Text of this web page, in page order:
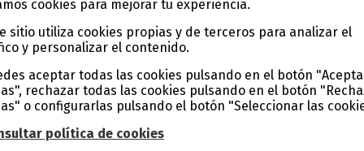
cookies para mejorar tu experiencia.
sitio utiliza cookies propias y de terceros para analizar el
y personalizar el contenido.
aceptar todas las cookies pulsando en el botón
rechazar todas las cookies pulsando en el botón
o configurarlas pulsando el botón "Seleccionar las
política de cookies
Apertura del nuevo Año Judicial 2015
enero 17, 2015
La ceremonia se llevó a cabo en Bata, con la Presidencia
Jefe de Estado, que ha reiterado la necesidad de que el
personal de justicia se implique en el cambio de